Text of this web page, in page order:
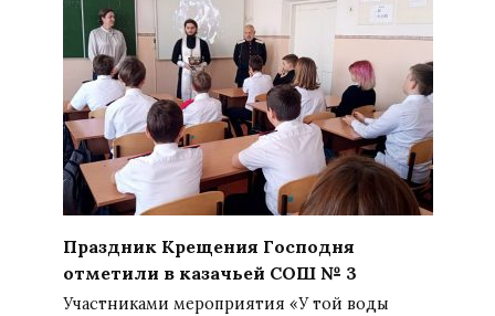
Праздник Крещения Господня
отметили в казачьей СОШ № 3
Участниками мероприятия «У той воды